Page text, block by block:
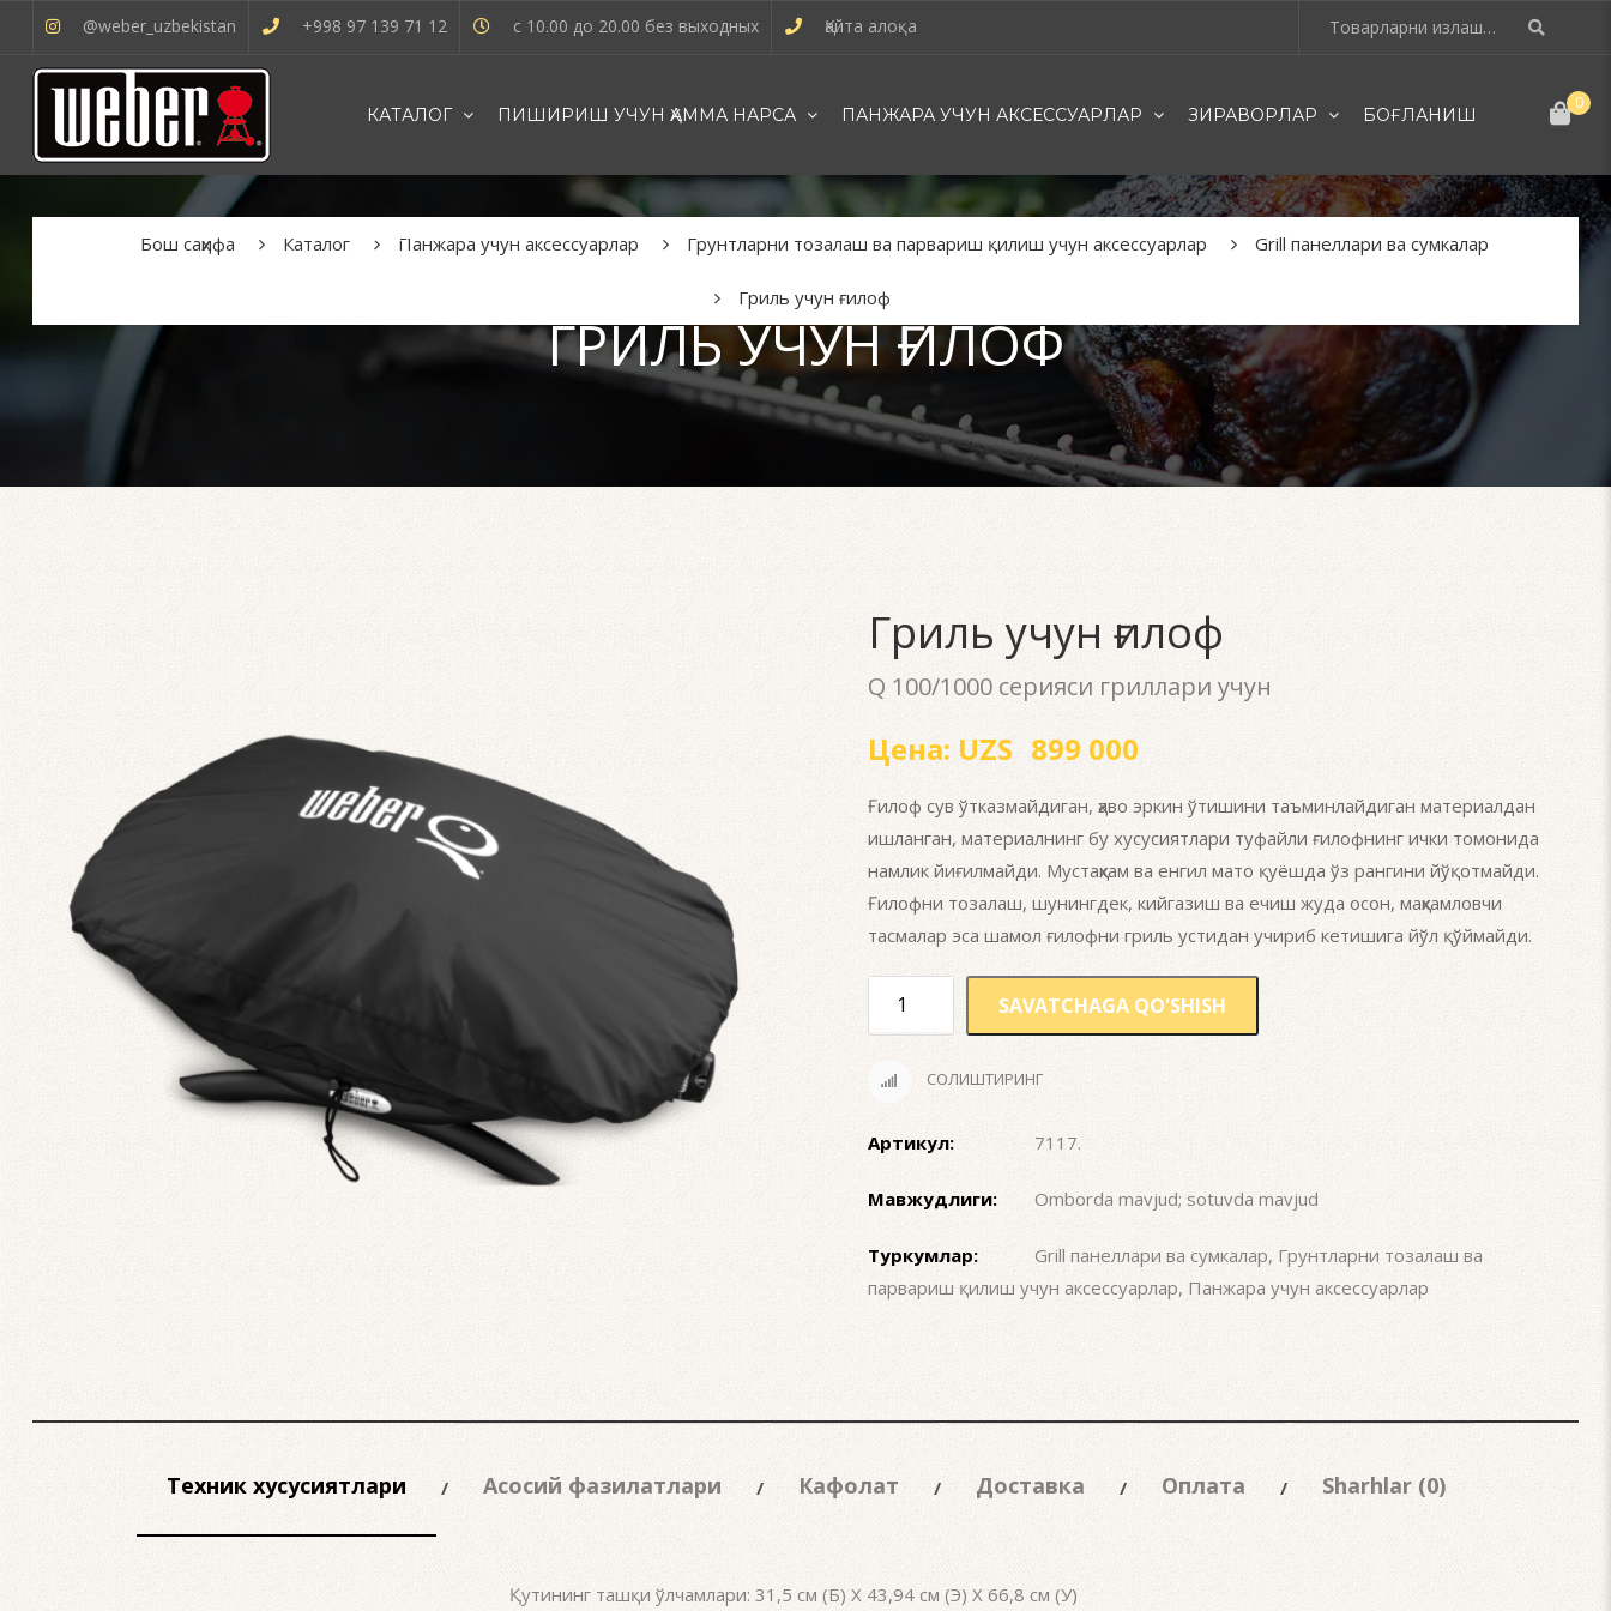
@weber_uzbekistan +998 97 139 71 12 с 10.00 до 20.00 без выходных Қайта алоқа
КАТАЛОГ ПИШИРИШ УЧУН ҲАММА НАРСА ПАНЖАРА УЧУН АКСЕССУАРЛАР ЗИРАВОРЛАР БОҒЛАНИШ
OʻZBEK
0
ГРИЛЬ УЧУН ҒИЛОФ
Бош саҳифа Каталог Панжара учун аксессуарлар Грунтларни тозалаш ва парвариш қилиш учун аксессуарлар Grill панеллари ва сумкалар
Гриль учун ғилоф
Гриль учун ғилоф
Q 100/1000 серияси гриллари учун
Цена: UZS 899 000
Ғилоф сув ўтказмайдиган, ҳаво эркин ўтишини таъминлайдиган материалдан
ишланган, материалнинг бу хусусиятлари туфайли ғилофнинг ички томонида
намлик йиғилмайди. Мустаҳкам ва енгил мато қуёшда ўз рангини йўқотмайди.
Ғилофни тозалаш, шунингдек, кийгазиш ва ечиш жуда осон, маҳкамловчи
тасмалар эса шамол ғилофни гриль устидан учириб кетишига йўл қўймайди.
SAVATCHAGA QO'SHISH
СОЛИШТИРИНГ
Артикул: 7117.
Мавжудлиги: Omborda mavjud; sotuvda mavjud
Туркумлар: Grill панеллари ва сумкалар, Грунтларни тозалаш ва
парвариш қилиш учун аксессуарлар, Панжара учун аксессуарлар
Техник хусусиятлари Асосий фазилатлари Кафолат Доставка Оплата Sharhlar (0)
Қутининг ташқи ўлчамлари: 31,5 см (Б) X 43,94 см (Э) X 66,8 см (У)